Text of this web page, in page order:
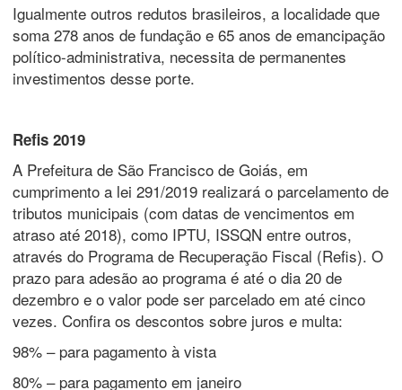
Igualmente outros redutos brasileiros, a localidade que
soma 278 anos de fundação e 65 anos de emancipação
político-administrativa, necessita de permanentes
investimentos desse porte.
Refis 2019
A Prefeitura de São Francisco de Goiás, em
cumprimento a lei 291/2019 realizará o parcelamento de
tributos municipais (com datas de vencimentos em
atraso até 2018), como IPTU, ISSQN entre outros,
através do Programa de Recuperação Fiscal (Refis). O
prazo para adesão ao programa é até o dia 20 de
dezembro e o valor pode ser parcelado em até cinco
vezes. Confira os descontos sobre juros e multa:
98% – para pagamento à vista
80% – para pagamento em janeiro